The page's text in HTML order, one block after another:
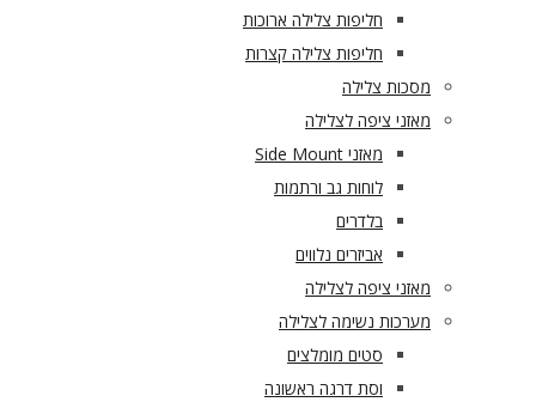
חליפות צלילה ארוכות
חליפות צלילה קצרות
מסכות צלילה
מאזני ציפה לצלילה
מאזני Side Mount
לוחות גב ורתמות
בלדרים
אביזרים נלווים
מאזני ציפה לצלילה
מערכות נשימה לצלילה
סטים מומלצים
וסת דרגה ראשונה